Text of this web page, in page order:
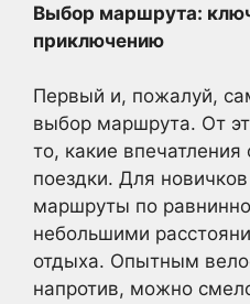
Выбор маршрута:
приключению
Первый и, пожалуй,
выбор маршрута. От
то, какие впечатления
поездки. Для
маршруты по
небольшими
отдыха. Опытным
напротив, можно